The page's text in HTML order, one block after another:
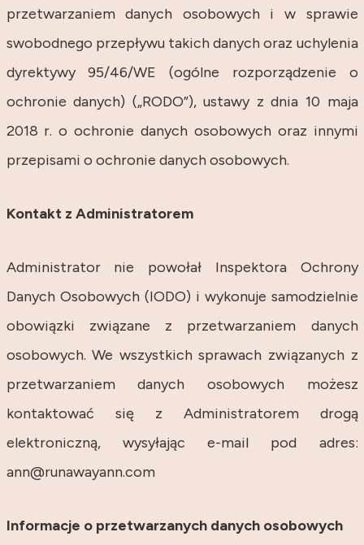
przetwarzaniem danych osobowych i w sprawie
swobodnego przepływu takich danych oraz uchylenia
dyrektywy 95/46/WE (ogólne rozporządzenie o
ochronie danych) („RODO”), ustawy z dnia 10 maja
2018 r. o ochronie danych osobowych oraz innymi
przepisami o ochronie danych osobowych.
Kontakt z Administratorem
Administrator nie powołał Inspektora Ochrony
Danych Osobowych (IODO) i wykonuje samodzielnie
obowiązki związane z przetwarzaniem danych
osobowych. We wszystkich sprawach związanych z
przetwarzaniem danych osobowych możesz
kontaktować się z Administratorem drogą
elektroniczną, wysyłając e-mail pod adres:
ann@runawayann.com
Informacje o przetwarzanych danych osobowych